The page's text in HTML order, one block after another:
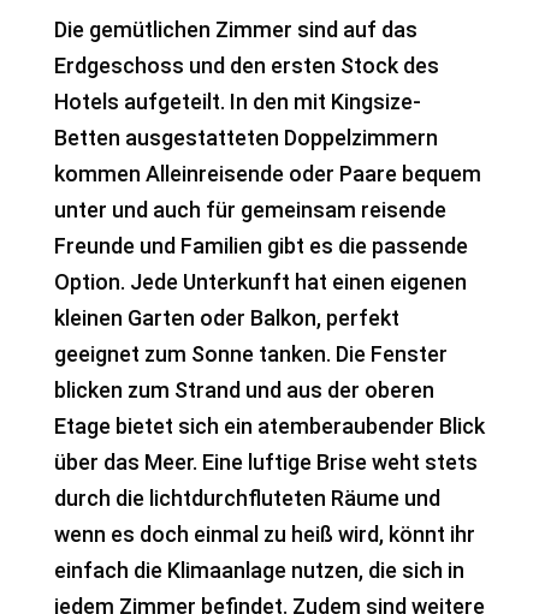
Die gemütlichen Zimmer sind auf das
Erdgeschoss und den ersten Stock des
Hotels aufgeteilt. In den mit Kingsize-
Betten ausgestatteten Doppelzimmern
kommen Alleinreisende oder Paare bequem
unter und auch für gemeinsam reisende
Freunde und Familien gibt es die passende
Option. Jede Unterkunft hat einen eigenen
kleinen Garten oder Balkon, perfekt
geeignet zum Sonne tanken. Die Fenster
blicken zum Strand und aus der oberen
Etage bietet sich ein atemberaubender Blick
über das Meer. Eine luftige Brise weht stets
durch die lichtdurchfluteten Räume und
wenn es doch einmal zu heiß wird, könnt ihr
einfach die Klimaanlage nutzen, die sich in
jedem Zimmer befindet. Zudem sind weitere